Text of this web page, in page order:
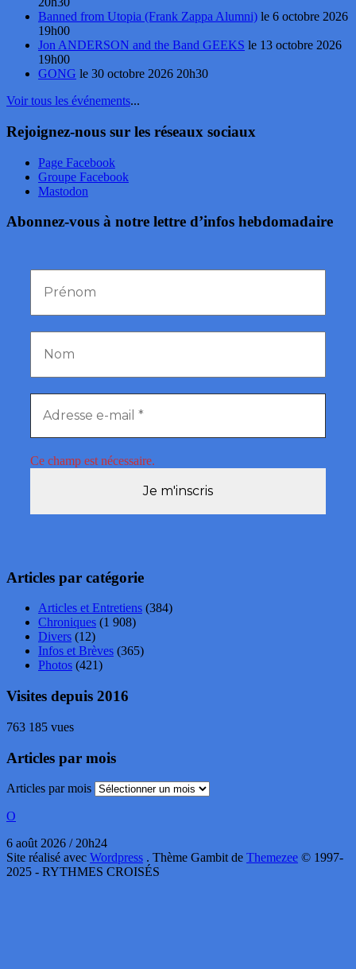
Banned from Utopia (Frank Zappa Alumni) le 6 octobre 2026
19h00
Jon ANDERSON and the Band GEEKS le 13 octobre 2026
19h00
GONG le 30 octobre 2026 20h30
Voir tous les événements...
Rejoignez-nous sur les réseaux sociaux
Page Facebook
Groupe Facebook
Mastodon
Abonnez-vous à notre lettre d’infos hebdomadaire
Ce champ est nécessaire.
Articles par catégorie
Articles et Entretiens (384)
Chroniques (1 908)
Divers (12)
Infos et Brèves (365)
Photos (421)
Visites depuis 2016
763 185 vues
Articles par mois
Articles par mois
O
6 août 2026 / 20h24
Site réalisé avec Wordpress . Thème Gambit de Themezee © 1997-
2025 - RYTHMES CROISÉS